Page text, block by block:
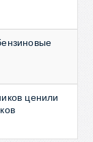
ценили